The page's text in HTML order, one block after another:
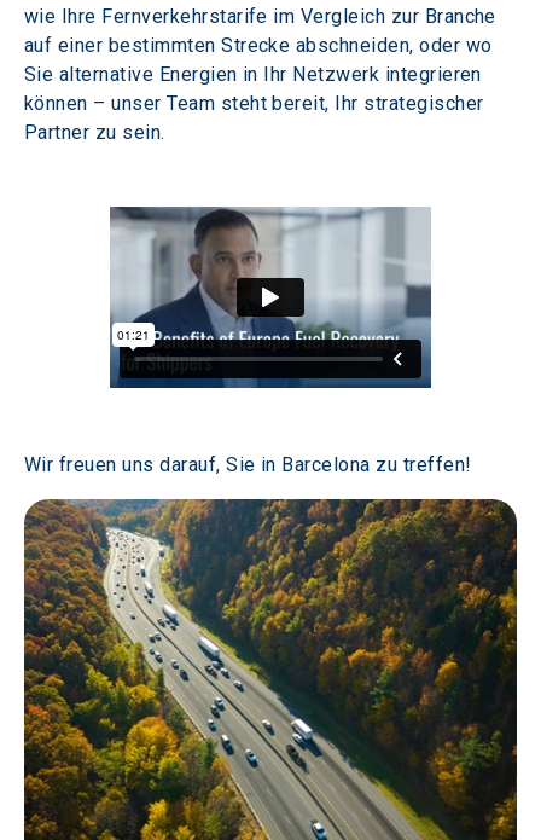
wie Ihre Fernverkehrstarife im Vergleich zur Branche
auf einer bestimmten Strecke abschneiden, oder wo
Sie alternative Energien in Ihr Netzwerk integrieren
können – unser Team steht bereit, Ihr strategischer
Partner zu sein.
Wir freuen uns darauf, Sie in Barcelona zu treffen!